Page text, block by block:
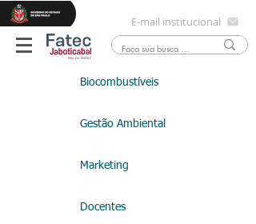
E-mail institucional
Biocombustíveis
Gestão Ambiental
Marketing
Docentes